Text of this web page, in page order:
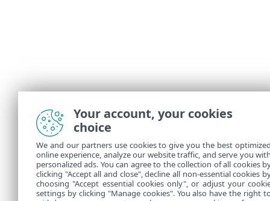
Your account, your cookies
choice
We and our partners use cookies to give you the best
online experience, analyze our website traffic, and serve you
personalized ads. You can agree to the collection of all cookies
clicking "Accept all and close", decline all non-essential cookies
choosing "Accept essential cookies only", or adjust your
settings by clicking "Manage cookies". You also have the right